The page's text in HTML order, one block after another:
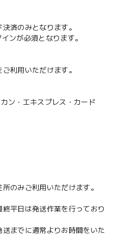
済のみとなります。
ンが必須となります。
利用いただけます。
・エキスプレス・カード
のみご利用いただけます。
平日は発送作業を行っており
までに通常よりお時間をいた